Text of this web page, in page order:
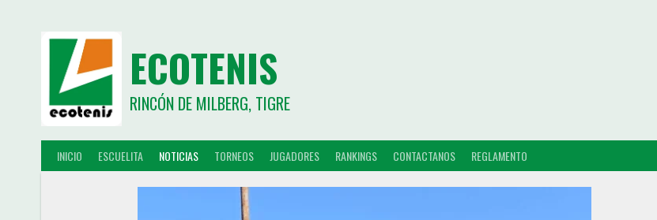
ECOTENIS
RINCÓN DE MILBERG, TIGRE
INICIO ESCUELITA NOTICIAS TORNEOS JUGADORES RANKINGS CONTACTANOS REGLAMENTO